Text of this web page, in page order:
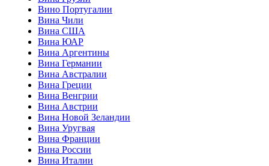
Вино Португалии
Вина Чили
Вина США
Вина ЮАР
Вина Аргентины
Вина Германии
Вина Австралии
Вина Греции
Вина Венгрии
Вина Австрии
Вина Новой Зеландии
Вина Уругвая
Вина Франции
Вина России
Вина Италии